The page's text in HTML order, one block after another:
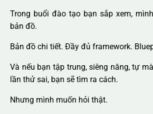
Trong buổi đào tạo bạn sắp xem,
bản đồ.
Bản đồ chi tiết. Đầy đủ framework.
Và nếu bạn tập trung, siêng năng, tự
lần thử sai, bạn sẽ tìm ra cách.
Nhưng mình muốn hỏi thật.